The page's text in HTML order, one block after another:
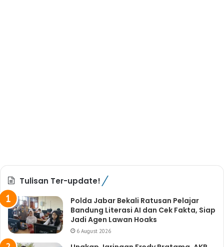
Tulisan Ter-update!
Polda Jabar Bekali Ratusan Pelajar
Bandung Literasi AI dan Cek Fakta, Siap
Jadi Agen Lawan Hoaks
6 August 2026